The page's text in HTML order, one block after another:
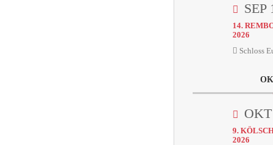
SEP
14.
2026
Schloss
9.
2026